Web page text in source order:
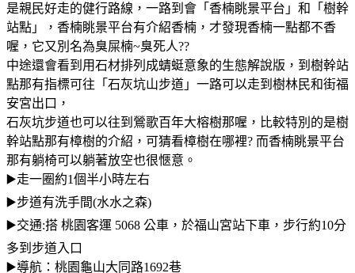
是親民好走的健行路線，一路到會「香楠眺景平台」和「樹幹
站點」，香楠眺景平台有介紹香楠，才發現香楠一點都不香
喔，它又別名為臭屎楠~臭死人??
中途還會看到用石材排列成蜻蜓意象的生態解說版，到樹幹站
點那有指標可往「石灰坑山步道」一路可以走到樹林民和街福
安宮出口，
石灰坑步道也可以往到鶯歌百年大榕樹那喔，比較特別的是樹
幹站點那有樟樹的介紹，可猜看樟樹在哪裡? 而香楠眺景平台
那有躺椅可以躺著放空也很愜意。
▶️走一圈約1個半小時左右
▶️步道有洗手間(水水之森)
▶️交通:搭 桃園客運 5068 公車，於福山宮站下車，步行約10分
多到步道入口
▶️導航：桃園龜山大同路1692巷